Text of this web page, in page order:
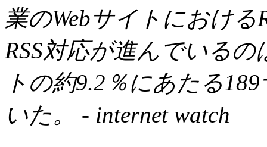
業のWebサイトにおけ
RSS対応が進んでいる
トの約9.2％にあたる
いた。 - internet watch